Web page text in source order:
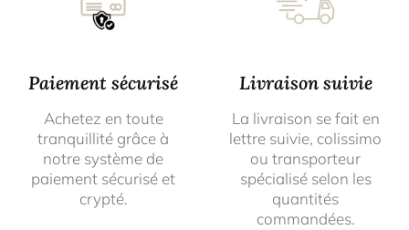
Paiement sécurisé
Achetez en toute
tranquillité grâce à
notre système de
paiement sécurisé et
crypté.
Livraison suivie
La livraison se fait en
lettre suivie, colissimo
ou transporteur
spécialisé selon les
quantités
commandées.